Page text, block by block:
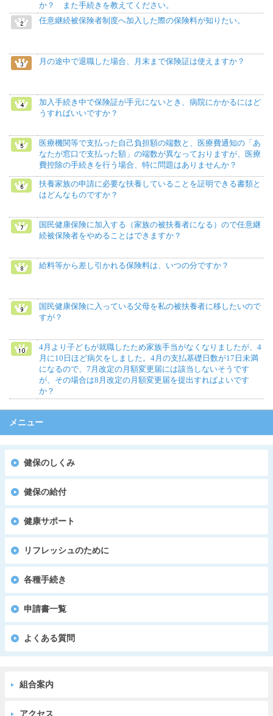
か？ また手続きを教えてください。
任意継続被保険者制度へ加入した際の保険料が知りたい。
月の途中で退職した場合、月末まで保険証は使えますか？
加入手続き中で保険証が手元にないとき、病院にかかるにはど
うすればいいですか？
医療機関等で支払った自己負担額の端数と、医療費通知の「あ
なたが窓口で支払った額」の端数が異なっておりますが、医療
費控除の手続きを行う場合、特に問題はありませんか？
扶養家族の申請に必要な扶養していることを証明できる書類と
はどんなものですか？
国民健康保険に加入する（家族の被扶養者になる）ので任意継
続被保険者をやめることはできますか？
給料等から差し引かれる保険料は、いつの分ですか？
国民健康保険に入っている父母を私の被扶養者に移したいので
すが？
4月より子どもが就職したため家族手当がなくなりましたが、4
月に10日ほど病欠をしました。4月の支払基礎日数が17日未満
になるので、7月改定の月額変更届には該当しないそうです
が、その場合は8月改定の月額変更届を提出すればよいです
か？
メニュー
健保のしくみ
健保の給付
健康サポート
リフレッシュのために
各種手続き
申請書一覧
よくある質問
組合案内
アクセス